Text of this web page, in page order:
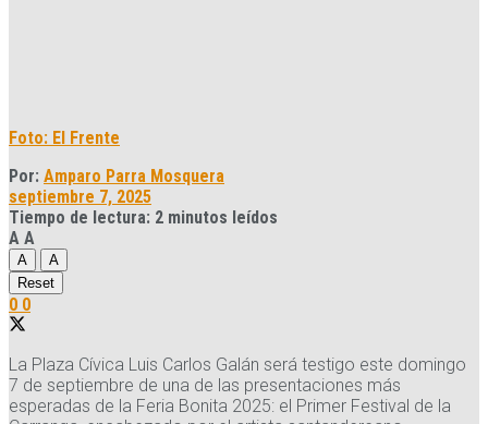
Foto: El Frente
Por: Amparo Parra Mosquera
septiembre 7, 2025
Tiempo de lectura: 2 minutos leídos
A A
A
A
Reset
0 0
La Plaza Cívica Luis Carlos Galán será testigo este domingo
7 de septiembre de una de las presentaciones más
esperadas de la Feria Bonita 2025: el Primer Festival de la